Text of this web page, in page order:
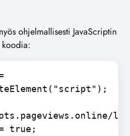
ohjelmallisesti JavaScriptin
koodia:
true;